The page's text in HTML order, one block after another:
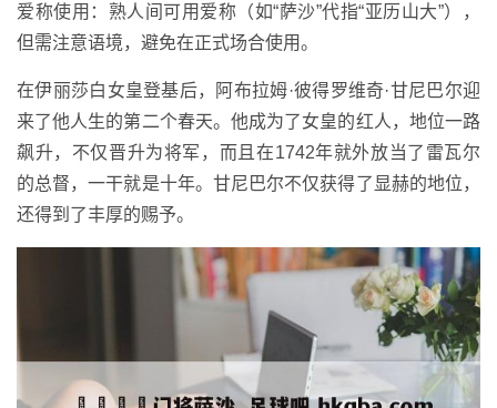
爱称使用：熟人间可用爱称（如“萨沙”代指“亚历山大”），
但需注意语境，避免在正式场合使用。
在伊丽莎白女皇登基后，阿布拉姆·彼得罗维奇·甘尼巴尔迎
来了他人生的第二个春天。他成为了女皇的红人，地位一路
飙升，不仅晋升为将军，而且在1742年就外放当了雷瓦尔
的总督，一干就是十年。甘尼巴尔不仅获得了显赫的地位，
还得到了丰厚的赐予。